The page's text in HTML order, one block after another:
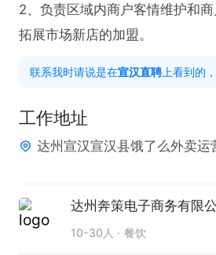
2、负责区域内商户客情维护和
拓展市场新店的加盟。
联系我时请说是在宣汉直聘 上看到的
工作地址
达州宣汉宣汉县饿了么外卖运
达州奔策电子商务有限
10-30人 餐饮